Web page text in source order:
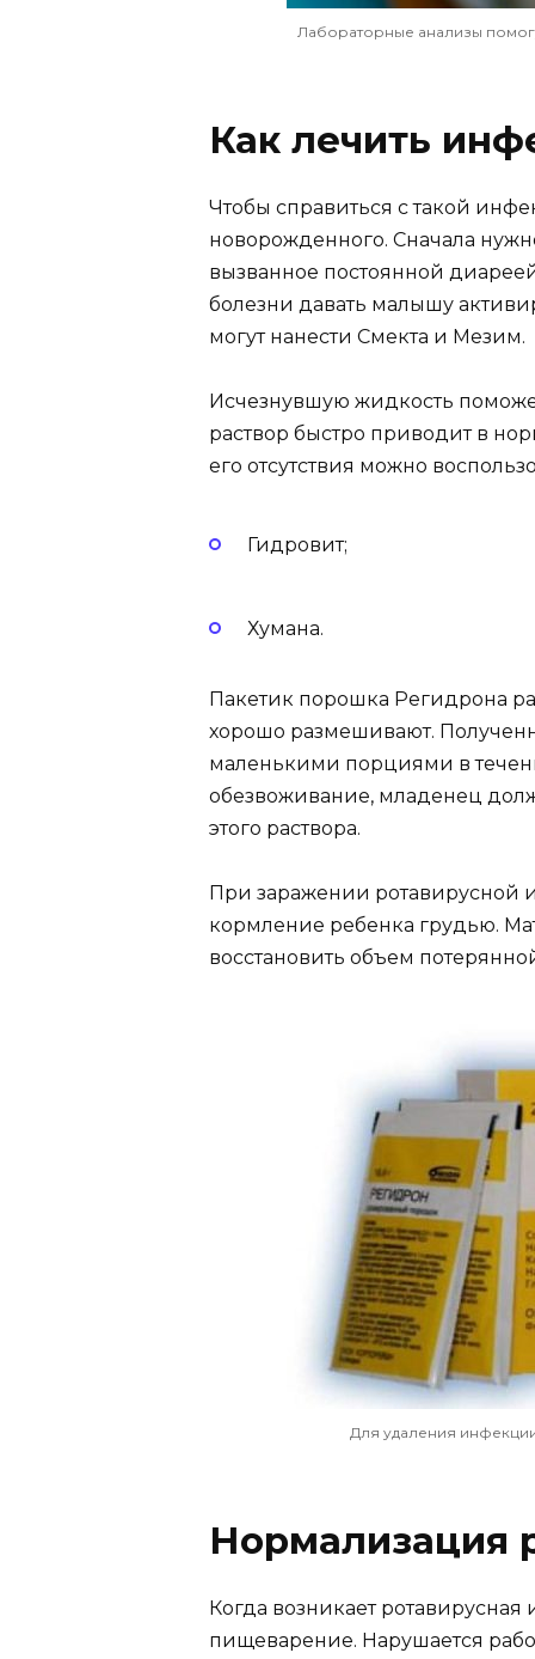
Лабораторные анализы
Как лечить
Чтобы справиться с такой
новорожденного. Сначала
вызванное постоянной
болезни давать малышу
могут нанести Смекта и Мезим.
Исчезнувшую жидкость
раствор быстро приводит в
его отсутствия можно
Гидровит;
Хумана.
Пакетик порошка Регидрона
хорошо размешивают.
маленькими порциями в
обезвоживание, младенец
этого раствора.
При заражении ротавирусной
кормление ребенка грудью.
восстановить объем
Для удаления
Нормализация
Когда возникает
пищеварение. Нарушается